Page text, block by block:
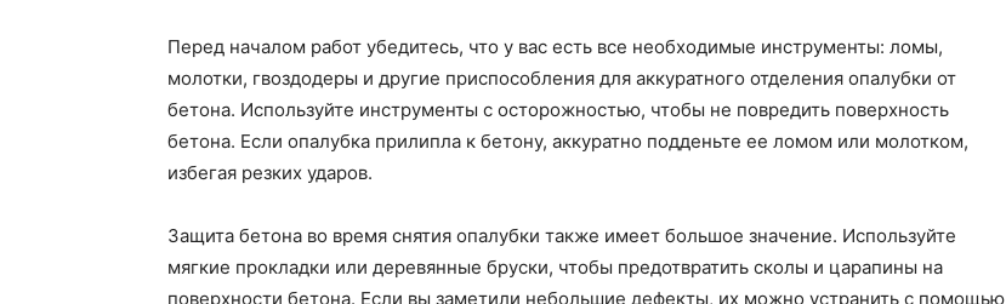
Перед началом работ убедитесь, что у вас есть все необходимые инструменты: ломы,
молотки, гвоздодеры и другие приспособления для аккуратного отделения опалубки от
бетона. Используйте инструменты с осторожностью, чтобы не повредить поверхность
бетона. Если опалубка прилипла к бетону, аккуратно подденьте ее ломом или молотком,
избегая резких ударов.
Защита бетона во время снятия опалубки также имеет большое значение. Используйте
мягкие прокладки или деревянные бруски, чтобы предотвратить сколы и царапины на
поверхности бетона. Если вы заметили небольшие дефекты, их можно устранить с помощью